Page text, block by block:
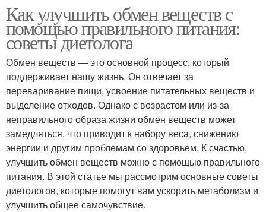
Как улучшить обмен веществ с
помощью правильного питания:
советы диетолога
Обмен веществ — это основной процесс, который
поддерживает нашу жизнь. Он отвечает за
переваривание пищи, усвоение питательных веществ и
выделение отходов. Однако с возрастом или из-за
неправильного образа жизни обмен веществ может
замедляться, что приводит к набору веса, снижению
энергии и другим проблемам со здоровьем. К счастью,
улучшить обмен веществ можно с помощью правильного
питания. В этой статье мы рассмотрим основные советы
диетологов, которые помогут вам ускорить метаболизм и
улучшить общее самочувствие.